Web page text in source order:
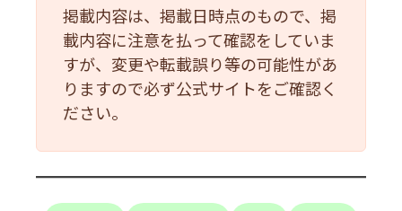
掲載内容は、掲載日時点のもので、掲
載内容に注意を払って確認をしていま
すが、変更や転載誤り等の可能性があ
りますので必ず公式サイトをご確認く
ださい。